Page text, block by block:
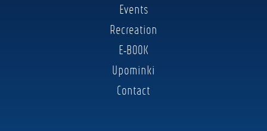
Events
Recreation
E-BOOK
Upominki
Contact